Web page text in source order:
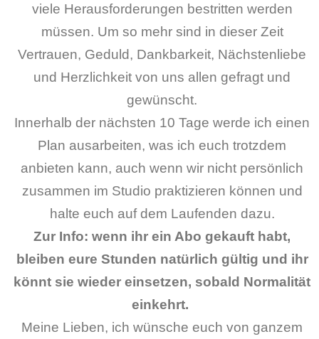
viele Herausforderungen bestritten werden
müssen. Um so mehr sind in dieser Zeit
Vertrauen, Geduld, Dankbarkeit, Nächstenliebe
und Herzlichkeit von uns allen gefragt und
gewünscht.
Innerhalb der nächsten 10 Tage werde ich einen
Plan ausarbeiten, was ich euch trotzdem
anbieten kann, auch wenn wir nicht persönlich
zusammen im Studio praktizieren können und
halte euch auf dem Laufenden dazu.
Zur Info: wenn ihr ein Abo gekauft habt,
bleiben eure Stunden natürlich gültig und ihr
könnt sie wieder einsetzen, sobald Normalität
einkehrt.
Meine Lieben, ich wünsche euch von ganzem